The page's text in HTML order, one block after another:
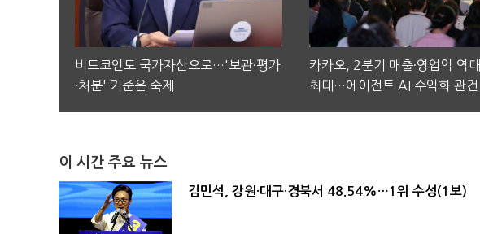
비트코인도 국가자산으로…'보관·평가
·처분' 기준은 숙제
카카오, 2분기 매출·영업익 역대
최대…에이전트 AI 수익화 관건
이 시간 주요 뉴스
김민석, 강원·대구·경북서 48.54%…1위 수성(1보)